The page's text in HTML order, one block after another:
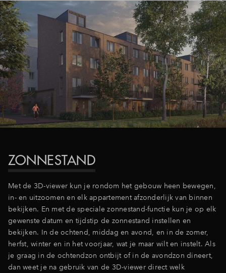
ZONNESTAND
Met de 3D-viewer kun je rondom het gebouw heen bewegen,
in- en uitzoomen en elk appartement afzonderlijk van binnen
bekijken. En met de speciale zonnestand-functie kun je op elk
gewenste datum en tijdstip de zonnestand instellen en
bekijken. In de ochtend, middag en avond, en in de zomer,
herfst, winter en in het voorjaar, wat je maar wilt en instelt. Als
je graag in de ochtendzon ontbijt of in de avondzon dineert,
dan weet je na gebruik van de 3D-viewer direct welk